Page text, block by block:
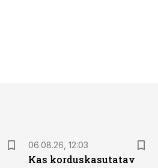
06.08.26, 12:03
Kas korduskasutatav